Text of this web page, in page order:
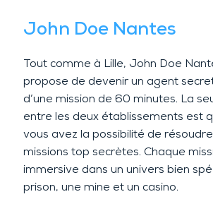
John Doe Nantes
Tout comme à Lille, John Doe
propose de devenir un agent
d’une mission de 60 minutes. La
entre les deux établissements est
vous avez la possibilité de
missions top secrètes. Chaque
immersive dans un univers bien
prison, une mine et un casino.